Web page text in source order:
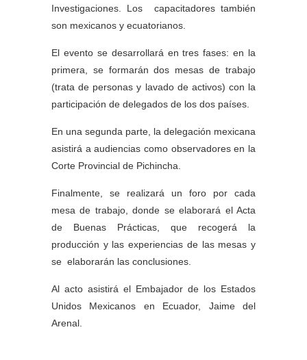
Investigaciones. Los capacitadores también
son mexicanos y ecuatorianos.
El evento se desarrollará en tres fases: en la
primera, se formarán dos mesas de trabajo
(trata de personas y lavado de activos) con la
participación de delegados de los dos países.
En una segunda parte, la delegación mexicana
asistirá a audiencias como observadores en la
Corte Provincial de Pichincha.
Finalmente, se realizará un foro por cada
mesa de trabajo, donde se elaborará el Acta
de Buenas Prácticas, que recogerá la
producción y las experiencias de las mesas y
se elaborarán las conclusiones.
Al acto asistirá el Embajador de los Estados
Unidos Mexicanos en Ecuador, Jaime del
Arenal.